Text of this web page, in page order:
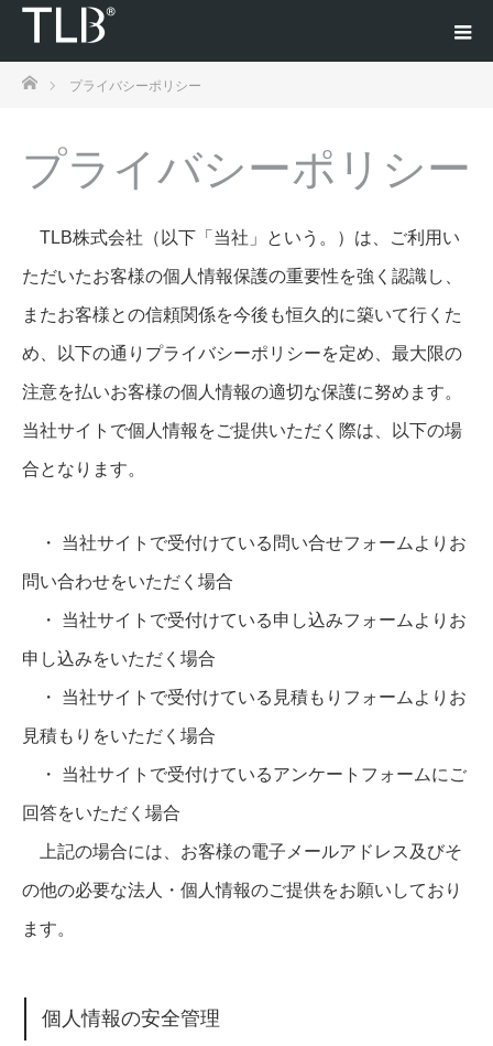
ホームプライバシーポリシー
プライバシーポリシー
TLB株式会社（以下「当社」という。）は、ご利用い
ただいたお客様の個人情報保護の重要性を強く認識し、
またお客様との信頼関係を今後も恒久的に築いて行くた
め、以下の通りプライバシーポリシーを定め、最大限の
注意を払いお客様の個人情報の適切な保護に努めます。
当社サイトで個人情報をご提供いただく際は、以下の場
合となります。
・ 当社サイトで受付けている問い合せフォームよりお
問い合わせをいただく場合
・ 当社サイトで受付けている申し込みフォームよりお
申し込みをいただく場合
・ 当社サイトで受付けている見積もりフォームよりお
見積もりをいただく場合
・ 当社サイトで受付けているアンケートフォームにご
回答をいただく場合
上記の場合には、お客様の電子メールアドレス及びそ
の他の必要な法人・個人情報のご提供をお願いしており
ます。
個人情報の安全管理